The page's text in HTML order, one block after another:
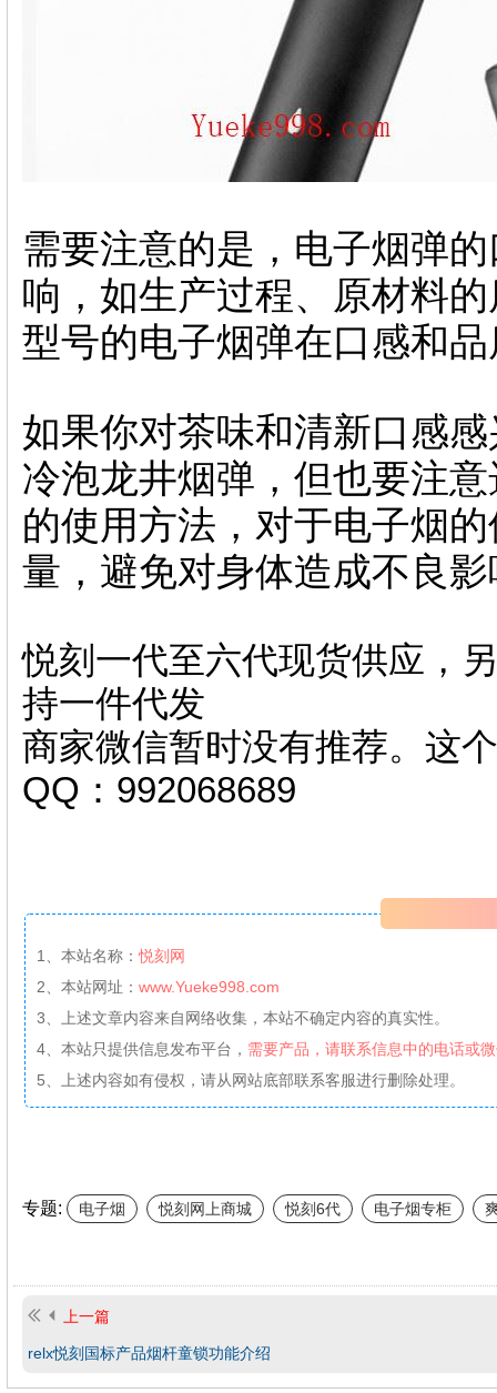
需要注意的是，电子烟弹
响，如生产过程、原材料
型号的电子烟弹在口感和
如果你对茶味和清新口感
冷泡龙井烟弹，但也要注
的使用方法，对于电子烟
量，避免对身体造成不良
悦刻一代至六代现货供应，
持一件代发
商家微信暂时没有推荐。这
QQ：992068689
1、本站名称：悦刻网
2、本站网址： www.Yueke998.com
3、上述文章内容来自网络收集，本站不确定内容的真实性。
4、本站只提供信息发布平台， 需要产品，请联系信息中的电话或
5、上述内容如有侵权，请从网站底部联系客服进行删除处理。
专题: 电子烟 悦刻网上商城 悦刻6代 电子烟专柜
上一篇
relx悦刻国标产品烟杆童锁功能介绍